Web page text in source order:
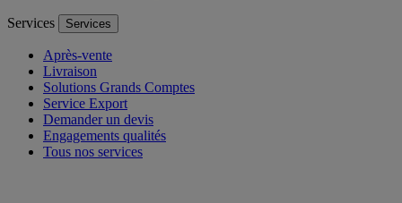
Services Services
Après-vente
Livraison
Solutions Grands Comptes
Service Export
Demander un devis
Engagements qualités
Tous nos services